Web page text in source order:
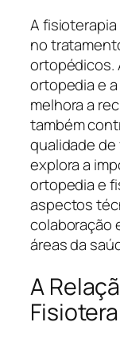
A
no
ortopédicos.
ortopedia e
melhora a
também
qualidade
explora a
ortopedia e
aspectos
colaboração
áreas da
A